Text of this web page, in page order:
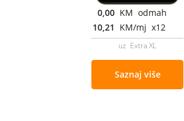
0,00 KM odmah
10,21 KM/mj x12
uz Extra XL
Saznaj više